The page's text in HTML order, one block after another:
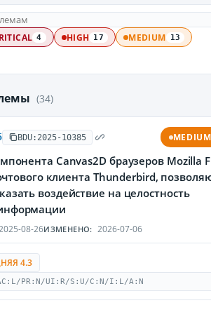
4 HIGH 17 MEDIUM 13
(34)
BDU:2025-10385 MEDIUM
Canvas2D браузеров Mozilla
клиента Thunderbird,
воздействие на целостность
08-26ИЗМЕНЕНО: 2026-07-06
4.3
PR:N/UI:R/S:U/C:N/I:L/A:N